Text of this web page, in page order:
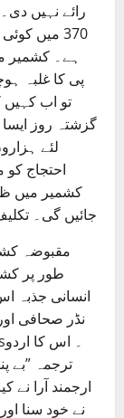
رائے نہیں
370 میں
ہے۔ کشمیر
پی کا غلبہ
تو اب
گزشتہ روز
لئے
احتجاج
کشمیر میں
جائیں گی۔
مقبوضہ
طور پر
انسانی جذبہ
نڈر صحافی
ترجمہ ”بے
ارجمند آرا نے
نے خود سنا